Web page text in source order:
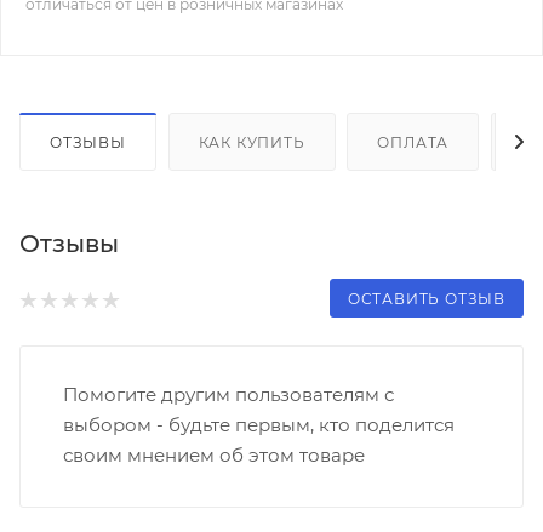
отличаться от цен в розничных магазинах
ОТЗЫВЫ КАК КУПИТЬ ОПЛАТА
Отзывы
ОСТАВИТЬ ОТЗЫВ
Помогите другим пользователям с
выбором - будьте первым, кто поделится
своим мнением об этом товаре